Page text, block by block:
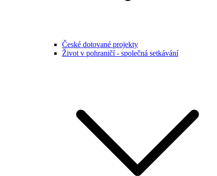
České dotované projekty
Život v pohraničí - společná setkávání